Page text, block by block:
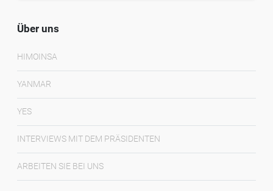
Über uns
HIMOINSA
YANMAR
YES
INTERVIEWS MIT DEM PRÄSIDENTEN
ARBEITEN SIE BEI UNS